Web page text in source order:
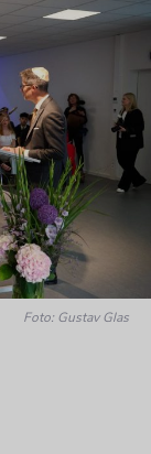
Foto: Gustav Glas